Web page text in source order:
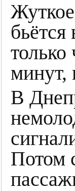
бьётся
только
минут,
В
Потом